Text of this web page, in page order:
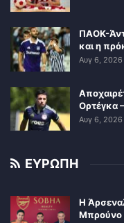
ΠΑΟΚ-
και η
Αυγ 6, 2026
Ορτέγκα
Αυγ 6, 2026
ΕΥΡΩΠΗ
Η
Μπρούνο